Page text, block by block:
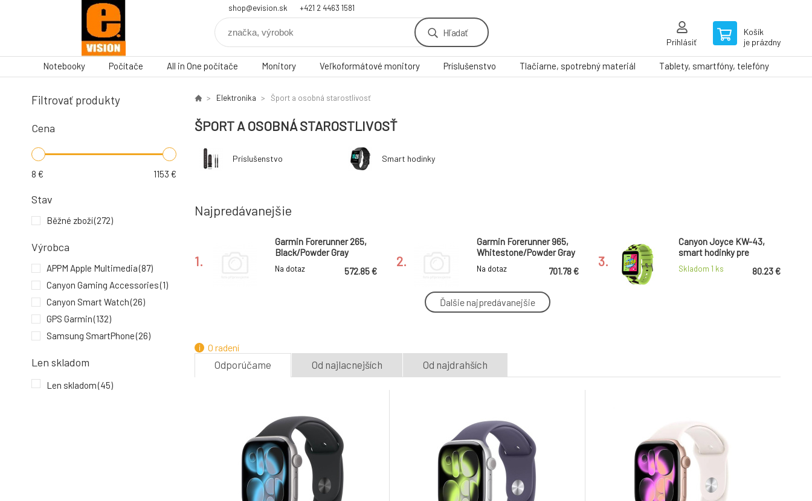
shop@evision.sk +421 2 4463 1581
Hľadať
Prihlásiť
Košík
je prázdny
Notebooky Počítače All in One počítače Monitory Veľkoformátové monitory Príslušenstvo Tlačiarne, spotrebný materiál Tablety, smartfóny, telefóny
Filtrovať produkty
Cena
8 € 1153 €
Stav
Běžné zboží(272)
Výrobca
APPM Apple Multimedia(87)
Canyon Gaming Accessories(1)
Canyon Smart Watch(26)
GPS Garmin(132)
Samsung SmartPhone(26)
Len skladom
Len skladom(45)
Elektronika Šport a osobná starostlivosť
ŠPORT A OSOBNÁ STAROSTLIVOSŤ
Príslušenstvo Smart hodinky
Najpredávanejšie
1.
Garmin Forerunner 265,
Black/Powder Gray
Na dotaz 572.85 €
2.
Garmin Forerunner 965,
Whitestone/Powder Gray
Na dotaz 701.78 €
3.
Canyon Joyce KW-43,
smart hodinky pre
mládež, IPS displej 1.54´´,
IP67, Entertainment, hry,
Skladom 1 ks 80.23 €
Garmin vívoactive 6
Apple Watch Series
Ďalšie najpredávanejšie
O radení
Odporúčame Od najlacnejších Od najdrahších